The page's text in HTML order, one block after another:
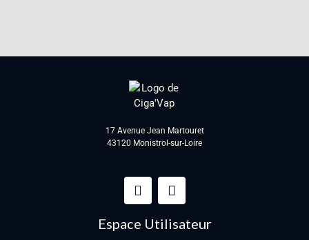
17 Avenue Jean Martouret
43120 Monistrol-sur-Loire
Espace Utilisateur